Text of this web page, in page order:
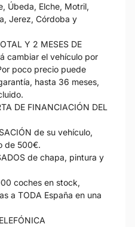
Úbeda, Elche, Motril,
Jerez, Córdoba y
Y 2 MESES DE
cambiar el vehículo por
poco precio puede
hasta 36 meses,
DE FINANCIACIÓN DEL
de su vehículo,
de 500€.
de chapa, pintura y
coches en stock,
a TODA España en una